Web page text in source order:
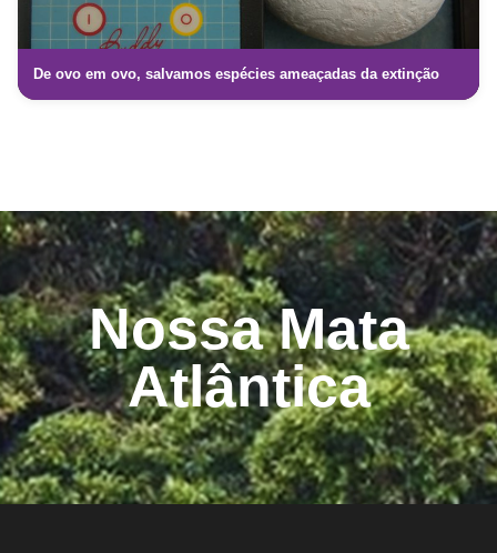
De ovo em ovo, salvamos espécies ameaçadas da extinção
Nossa Mata
Atlântica